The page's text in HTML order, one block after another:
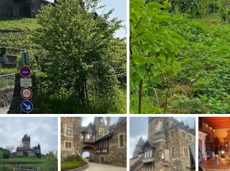
Bild melden
von Thomas
Bild melden
von Thomas